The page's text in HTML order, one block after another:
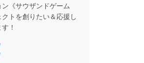
《サウザンドゲーム
トを創りたい＆応援し
！